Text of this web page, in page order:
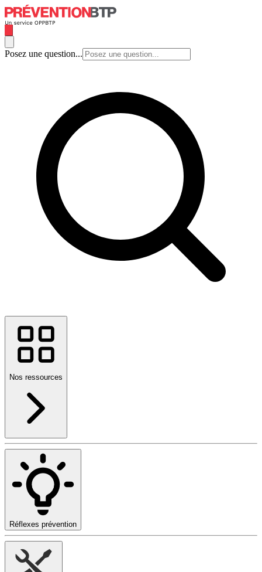
Posez une question...
Nos ressources
Réflexes prévention